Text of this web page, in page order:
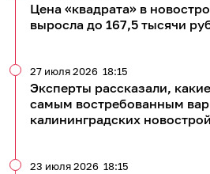
Цена «квадрата» в
выросла до 167,5 тысячи
Эксперты рассказали,
самым востребованным
калининградских
27 июля 2026 18:15
23 июля 2026 18:15